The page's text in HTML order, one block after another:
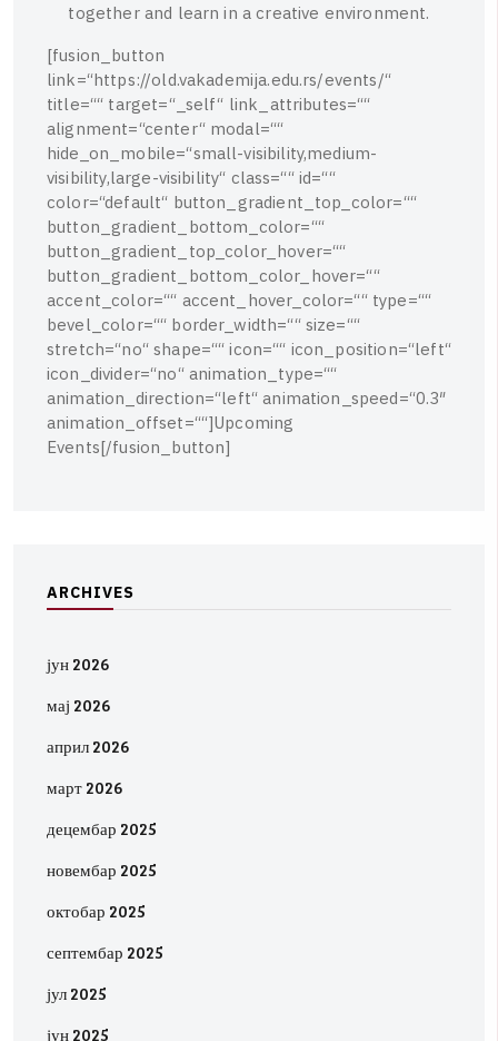
together and learn in a creative environment.
[fusion button
link=“https://old.vakademija.edu.rs/events/“
title=““ target=“_ self“ link attributes=““
alignment=“center“ modal=““
hide on mobile=“small-visibility,medium-
visibility,large-visibility“ class=““ id=““
color=“default“ button gradient top color=““
button _gradient bottom color=““
button _gradient top_color_ hover=““
button _gradient bottom color_ hover=““
accent _color=““ accent hover_ color=““ type=““
bevel_ color=““ border_width=““ size=““
stretch=“no“ shape=““ icon=““ icon position=“left“
icon divider=“no“ animation type=““
animation direction=“left“ animation speed=“0.3″
animation offset=““]Upcoming
Events[/fusion button]
ARCHIVES
јун 2026
мај 2026
април 2026
март 2026
децембар 2025
новембар 2025
октобар 2025
септембар 2025
јул 2025
јун 2025